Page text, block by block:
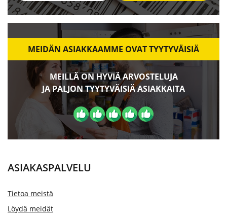
MEIDÄN ASIAKKAAMME OVAT TYYTYVÄISIÄ
MEILLÄ ON HYVIÄ ARVOSTELUJA
JA PALJON TYYTYVÄISIÄ ASIAKKAITA
ASIAKASPALVELU
Tietoa meistä
Löydä meidät